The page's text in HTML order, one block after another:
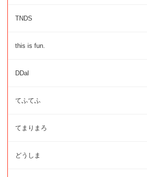
TNDS
this is fun.
DDal
てふてふ
てまりまろ
どうしま